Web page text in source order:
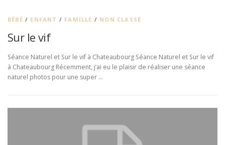
BÉBÉ / ENFANT / FAMILLE / NON CLASSÉ
Sur le vif
Séance Naturel et Sur le vif à Chateaubourg Séance Naturel et Sur le vif
à Chateaubourg Récemment, j’ai eu le plaisir de réaliser une séance
naturel photos pour une super …